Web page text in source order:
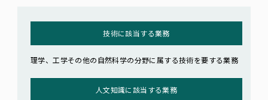
技術に該当する業務
理学、工学その他の自然科学の分野に属する技術を要する業務
人文知識に該当する業務